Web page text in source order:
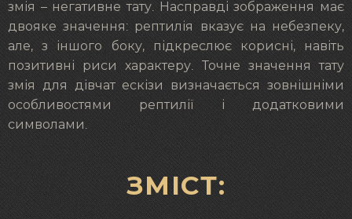
змія – негативне тату. Насправді зображення має
двояке значення: рептилія вказує на небезпеку,
але, з іншого боку, підкреслює корисні, навіть
позитивні риси характеру. Точне значення тату
змія для дівчат ескізи визначається зовнішніми
особливостями рептилії і додатковими
символами.
ЗМІСТ: